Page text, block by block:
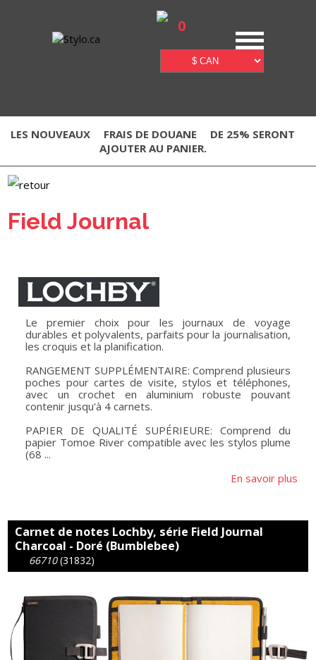
0
LES NOUVEAUX FRAIS DE DOUANE
DE 25% SERONT
AJOUTER AU PANIER.
Field Journal
Le premier choix pour les journaux de voyage
durables et polyvalents, parfaits pour la journalisation,
les croquis et la planification.
RANGEMENT SUPPLÉMENTAIRE: Comprend plusieurs
poches pour cartes de visite, stylos et téléphones,
avec un crochet en aluminium robuste pouvant
contenir jusqu'à 4 carnets.
PAPIER DE QUALITÉ SUPÉRIEURE: Comprend du
papier Tomoe River compatible avec les stylos plume
(68 ...
En savoir plus
Carnet de notes Lochby, série Field Journal
Charcoal - Doré (Bumblebee)
66710 (31832)